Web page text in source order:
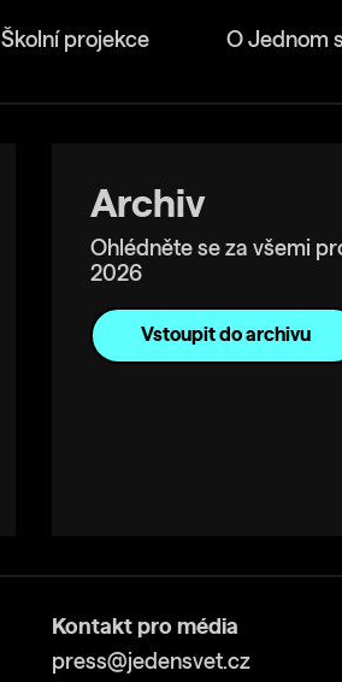
Školní projekce O Jednom
Archiv
Ohlédněte se za všemi
2026
Vstoupit do archivu
Kontakt pro média
press@jedensvet.cz